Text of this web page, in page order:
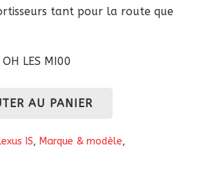
tant pour la route que
LES MI00
AU PANIER
IS, Marque & modèle,